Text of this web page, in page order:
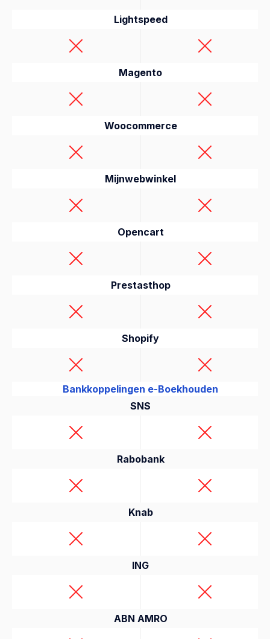
Lightspeed
Magento
Woocommerce
Mijnwebwinkel
Opencart
Prestasthop
Shopify
Bankkoppelingen e-Boekhouden
SNS
Rabobank
Knab
ING
ABN AMRO